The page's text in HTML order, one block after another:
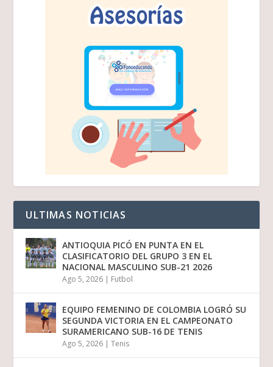
ULTIMAS NOTICIAS
ANTIOQUIA PICÓ EN PUNTA EN EL
CLASIFICATORIO DEL GRUPO 3 EN EL
NACIONAL MASCULINO SUB-21 2026
Ago 5, 2026 | Futbol
EQUIPO FEMENINO DE COLOMBIA LOGRÓ SU
SEGUNDA VICTORIA EN EL CAMPEONATO
SURAMERICANO SUB-16 DE TENIS
Ago 5, 2026 |Tenis